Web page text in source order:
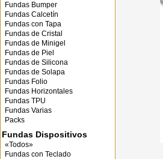
Fundas Bumper
Fundas Calcetín
Fundas con Tapa
Fundas de Cristal
Fundas de Minigel
Fundas de Piel
Fundas de Silicona
Fundas de Solapa
Fundas Folio
Fundas Horizontales
Fundas TPU
Fundas Varias
Packs
Fundas Dispositivos
«Todos»
Fundas con Teclado